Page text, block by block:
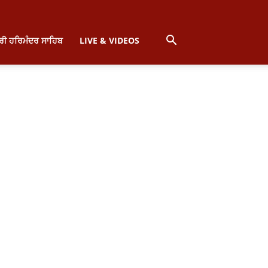
ਹਰਿਮੰਦਰ ਸਾਹਿਬ LIVE & VIDEOS